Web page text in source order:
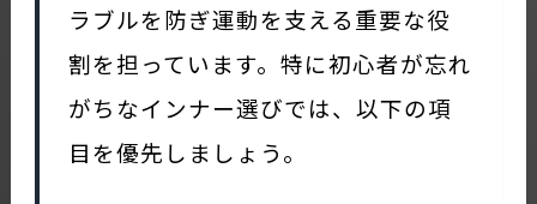
ラブルを防ぎ運動を支える重要な役
割を担っています。特に初心者が忘れ
がちなインナー選びでは、以下の項
目を優先しましょう。